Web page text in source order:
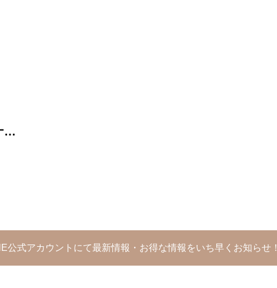
ッ
公式アカウントにて最新情報・お得な情報をいち早くお知らせ！